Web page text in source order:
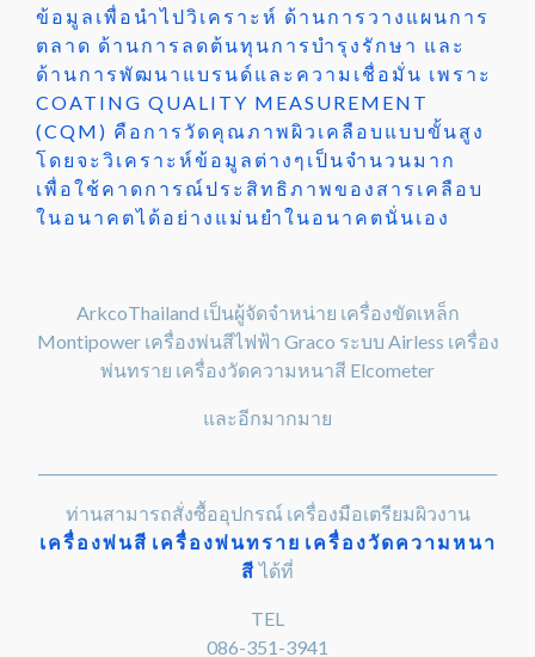
ข้อมูลเพื่อนำไปวิเคราะห์ ด้านการวางแผนการ
ตลาด ด้านการลดต้นทุนการบำรุงรักษา และ
ด้านการพัฒนาแบรนด์และความเชื่อมั่น เพราะ
COATING QUALITY MEASUREMENT
(CQM) คือการวัดคุณภาพผิวเคลือบแบบขั้นสูง
โดยจะวิเคราะห์ข้อมูลต่างๆเป็นจำนวนมาก
เพื่อใช้คาดการณ์ประสิทธิภาพของสารเคลือบ
ในอนาคตได้อย่างแม่นยำในอนาคตนั่นเอง
ArkcoThailand เป็นผู้จัดจำหน่าย เครื่องขัดเหล็ก
Montipower เครื่องพ่นสีไฟฟ้า Graco ระบบ Airless เครื่อง
พ่นทราย เครื่องวัดความหนาสี Elcometer
และอีกมากมาย
ท่านสามารถสั่งซื้ออุปกรณ์ เครื่องมือเตรียมผิวงาน
เครื่องพ่นสี เครื่องพ่นทราย เครื่องวัดความหนา
สี ได้ที่
TEL
086-351-3941